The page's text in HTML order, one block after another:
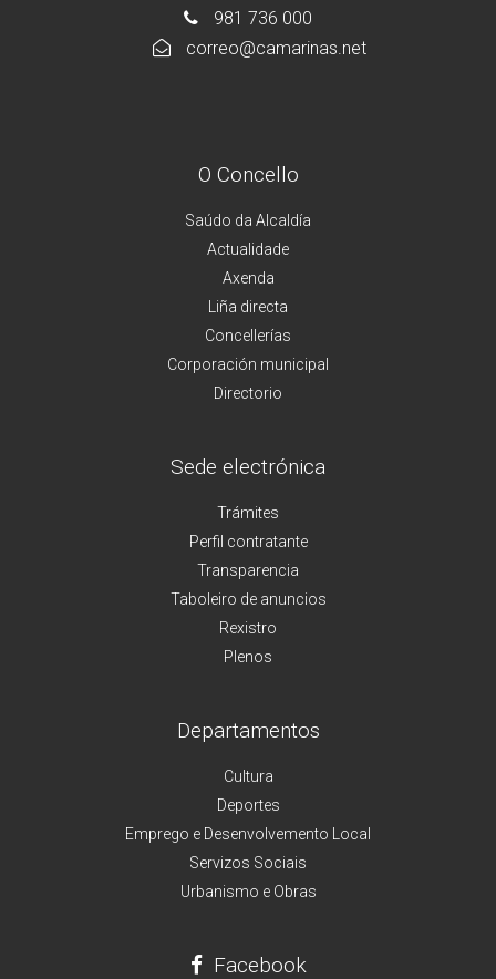
981 736 000
correo@camarinas.net
O Concello
Saúdo da Alcaldía
Actualidade
Axenda
Liña directa
Concellerías
Corporación municipal
Directorio
Sede electrónica
Trámites
Perfil contratante
Transparencia
Taboleiro de anuncios
Rexistro
Plenos
Departamentos
Cultura
Deportes
Emprego e Desenvolvemento Local
Servizos Sociais
Urbanismo e Obras
Facebook